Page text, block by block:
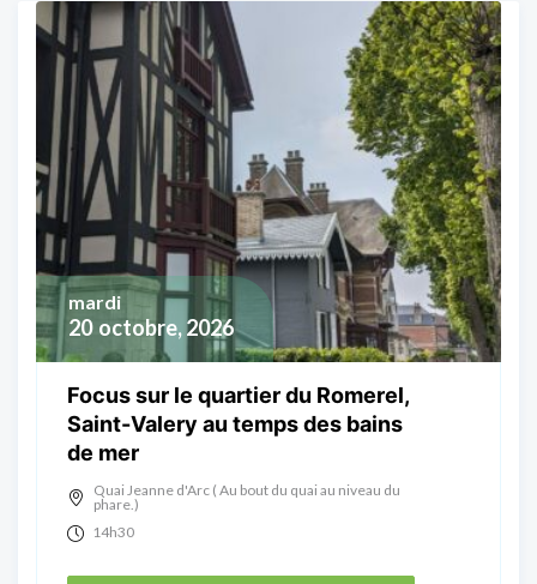
20 octobre, 2026
mardi
Focus sur le quartier du Romerel,
Saint-Valery au temps des bains
de mer
Quai Jeanne d'Arc ( Au bout du quai au niveau du
phare.)
14h30